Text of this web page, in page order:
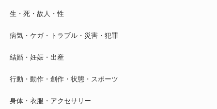
生・死・故人・性
病気・ケガ・トラブル・災害・犯罪
結婚・妊娠・出産
行動・動作・創作・状態・スポーツ
身体・衣服・アクセサリー